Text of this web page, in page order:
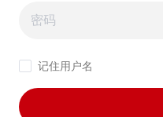
记住用户名